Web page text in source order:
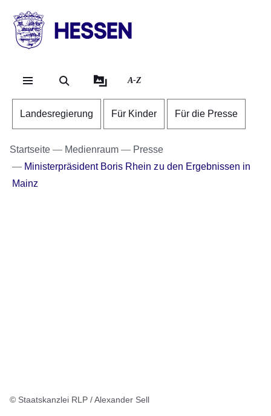
HESSEN
Landesregierung
A-Z
Landesregierung Für Kinder Für die Presse
Startseite Medienraum
Presse
Ministerpräsident Boris Rhein zu den Ergebnissen in
Mainz
© Staatskanzlei RLP / Alexander Sell